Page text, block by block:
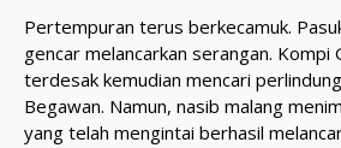
Pertempuran terus berkecamuk.
gencar melancarkan serangan. Kompi
terdesak kemudian mencari
Begawan. Namun, nasib malang
yang telah mengintai berhasil